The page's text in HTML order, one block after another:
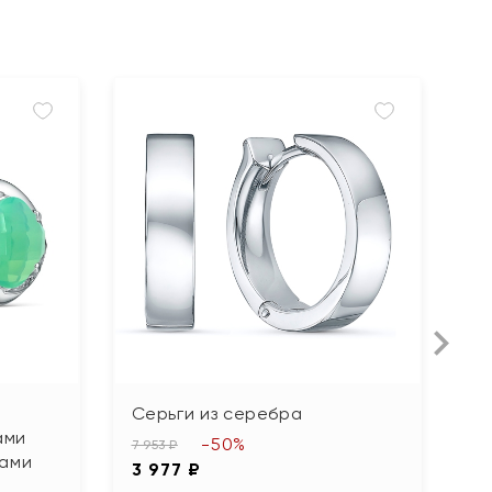
Серьги из серебра
7 953 ₽
3 977 ₽
-50%